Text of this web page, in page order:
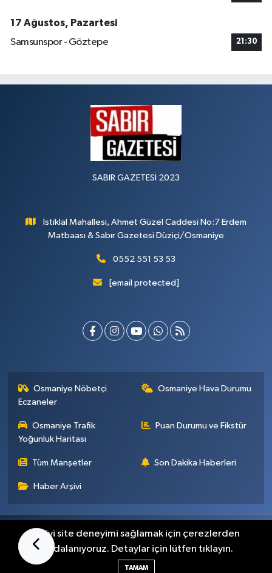
17 Ağustos, Pazartesi
Samsunspor - Göztepe
21:30
SABIR GAZETESİ 2023
İstiklal Mahallesi, Ahmet Güzel Caddesi No:7 Erdem
Matbaası & Sabır Gazetesi Düziçi/Osmaniye
0552 551 53 53
[email protected]
Osmaniye Nöbetçi
Eczaneler
Osmaniye Hava Durumu
Osmaniye Trafik
Yoğunluk Haritası
Puan Durumu ve Fikstür
Tüm Manşetler Son Dakika Haberleri
Haber Arşivi
Künye İletişim Gizlilik Sözleşmesi
Haber Yazılımı:
En iyi site deneyimi sağlamak için çerezlerden
faydalanıyoruz. Detaylar için lütfen tıklayın.
TAMAM